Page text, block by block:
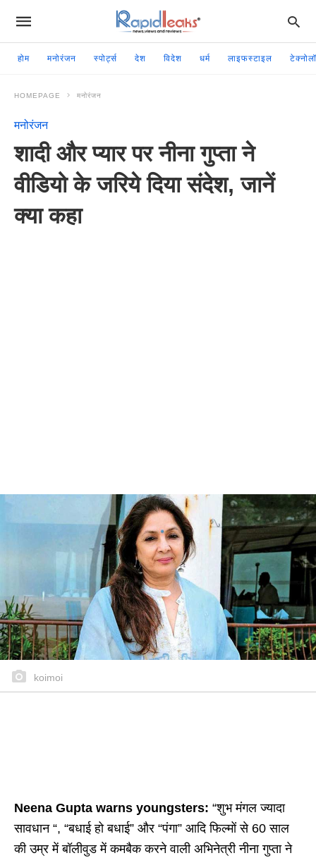
होम मनोरंजन स्पोर्ट्स देश विदेश धर्म लाइफस्टाइल
HOMEPAGE मनोरंजन
मनोरंजन
शादी और प्यार पर नीना गुप्ता ने
वीडियो के जरिये दिया संदेश, जानें
क्या कहा
koimoi
Neena Gupta warns youngsters: “शुभ मंगल ज्यादा
सावधान “, “बधाई हो बधाई” और “पंगा” आदि फिल्मों से 60 साल
की उम्र में बॉलीवुड में कमबैक करने वाली अभिनेत्री नीना गुप्ता ने